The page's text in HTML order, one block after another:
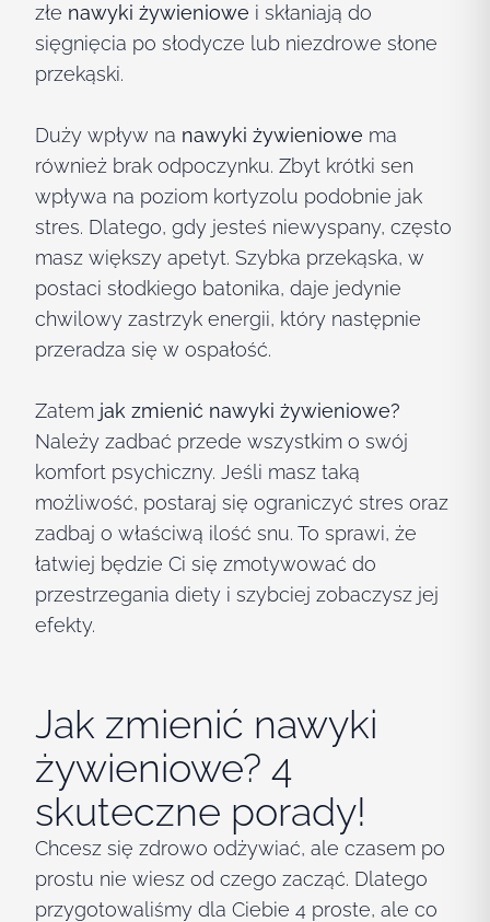
złe nawyki żywieniowe i skłaniają do
sięgnięcia po słodycze lub niezdrowe słone
przekąski.
Duży wpływ na nawyki żywieniowe ma
również brak odpoczynku. Zbyt krótki sen
wpływa na poziom kortyzolu podobnie jak
stres. Dlatego, gdy jesteś niewyspany, często
masz większy apetyt. Szybka przekąska, w
postaci słodkiego batonika, daje jedynie
chwilowy zastrzyk energii, który następnie
przeradza się w ospałość.
Zatem jak zmienić nawyki żywieniowe?
Należy zadbać przede wszystkim o swój
komfort psychiczny. Jeśli masz taką
możliwość, postaraj się ograniczyć stres oraz
zadbaj o właściwą ilość snu. To sprawi, że
łatwiej będzie Ci się zmotywować do
przestrzegania diety i szybciej zobaczysz jej
efekty.
Jak zmienić nawyki
żywieniowe? 4
skuteczne porady!
Chcesz się zdrowo odżywiać, ale czasem po
prostu nie wiesz od czego zacząć. Dlatego
przygotowaliśmy dla Ciebie 4 proste, ale co